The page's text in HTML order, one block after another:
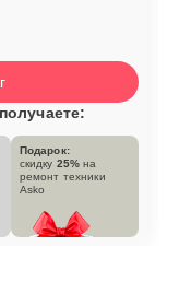
Подарок:
скидку 25% на
ремонт техники
Asko